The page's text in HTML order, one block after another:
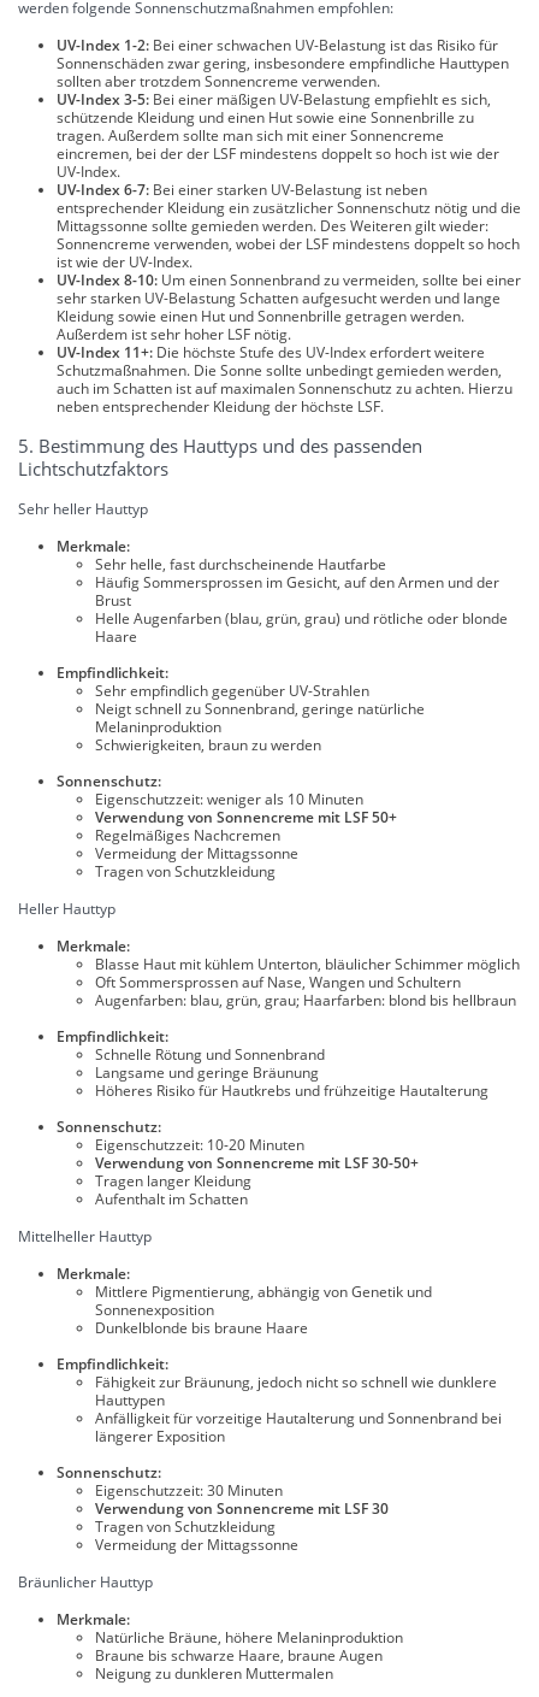
werden folgende Sonnenschutzmaßnahmen empfohlen:
UV-Index 1-2: Bei einer schwachen UV-Belastung ist das Risiko für
Sonnenschäden zwar gering, insbesondere empfindliche Hauttypen
sollten aber trotzdem Sonnencreme verwenden.
UV-Index 3-5: Bei einer mäßigen UV-Belastung empfiehlt es sich,
schützende Kleidung und einen Hut sowie eine Sonnenbrille zu
tragen. Außerdem sollte man sich mit einer Sonnencreme
eincremen, bei der der LSF mindestens doppelt so hoch ist wie der
UV-Index.
UV-Index 6-7: Bei einer starken UV-Belastung ist neben
entsprechender Kleidung ein zusätzlicher Sonnenschutz nötig und die
Mittagssonne sollte gemieden werden. Des Weiteren gilt wieder:
Sonnencreme verwenden, wobei der LSF mindestens doppelt so hoch
ist wie der UV-Index.
UV-Index 8-10: Um einen Sonnenbrand zu vermeiden, sollte bei einer
sehr starken UV-Belastung Schatten aufgesucht werden und lange
Kleidung sowie einen Hut und Sonnenbrille getragen werden.
Außerdem ist sehr hoher LSF nötig.
UV-Index 11+: Die höchste Stufe des UV-Index erfordert weitere
Schutzmaßnahmen. Die Sonne sollte unbedingt gemieden werden,
auch im Schatten ist auf maximalen Sonnenschutz zu achten. Hierzu
neben entsprechender Kleidung der höchste LSF.
5. Bestimmung des Hauttyps und des passenden
Lichtschutzfaktors
Sehr heller Hauttyp
Merkmale:
Sehr helle, fast durchscheinende Hautfarbe
Häufig Sommersprossen im Gesicht, auf den Armen und der
Brust
Helle Augenfarben (blau, grün, grau) und rötliche oder blonde
Haare
Empfindlichkeit:
Sehr empfindlich gegenüber UV-Strahlen
Neigt schnell zu Sonnenbrand, geringe natürliche
Melaninproduktion
Schwierigkeiten, braun zu werden
Sonnenschutz:
Eigenschutzzeit: weniger als 10 Minuten
Verwendung von Sonnencreme mit LSF 50+
Regelmäßiges Nachcremen
Vermeidung der Mittagssonne
Tragen von Schutzkleidung
Heller Hauttyp
Merkmale:
Blasse Haut mit kühlem Unterton, bläulicher Schimmer möglich
Oft Sommersprossen auf Nase, Wangen und Schultern
Augenfarben: blau, grün, grau; Haarfarben: blond bis hellbraun
Empfindlichkeit:
Schnelle Rötung und Sonnenbrand
Langsame und geringe Bräunung
Höheres Risiko für Hautkrebs und frühzeitige Hautalterung
Sonnenschutz:
Eigenschutzzeit: 10-20 Minuten
Verwendung von Sonnencreme mit LSF 30-50+
Tragen langer Kleidung
Aufenthalt im Schatten
Mittelheller Hauttyp
Merkmale:
Mittlere Pigmentierung, abhängig von Genetik und
Sonnenexposition
Dunkelblonde bis braune Haare
Empfindlichkeit:
Fähigkeit zur Bräunung, jedoch nicht so schnell wie dunklere
Hauttypen
Anfälligkeit für vorzeitige Hautalterung und Sonnenbrand bei
längerer Exposition
Sonnenschutz:
Eigenschutzzeit: 30 Minuten
Verwendung von Sonnencreme mit LSF 30
Tragen von Schutzkleidung
Vermeidung der Mittagssonne
Bräunlicher Hauttyp
Merkmale:
Natürliche Bräune, höhere Melaninproduktion
Braune bis schwarze Haare, braune Augen
Neigung zu dunkleren Muttermalen